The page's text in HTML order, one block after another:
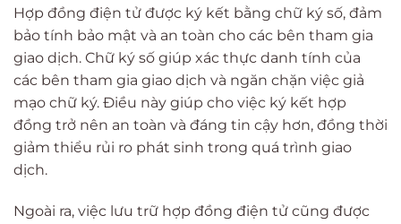
Hợp đồng điện tử được ký kết bằng chữ ký số, đảm
bảo tính bảo mật và an toàn cho các bên tham gia
giao dịch. Chữ ký số giúp xác thực danh tính của
các bên tham gia giao dịch và ngăn chặn việc giả
mạo chữ ký. Điều này giúp cho việc ký kết hợp
đồng trở nên an toàn và đáng tin cậy hơn, đồng thời
giảm thiểu rủi ro phát sinh trong quá trình giao
dịch.
Ngoài ra, việc lưu trữ hợp đồng điện tử cũng được